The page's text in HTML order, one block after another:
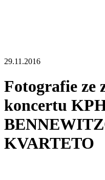
29.11.2016
Fotografie ze
koncertu
KVARTETO